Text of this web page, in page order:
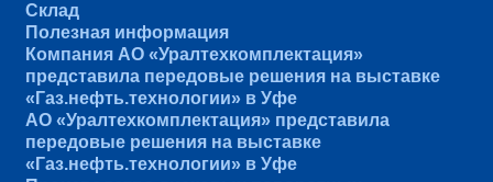
Склад
Полезная информация
Компания АО «Уралтехкомплектация»
представила передовые решения на выставке
«Газ.нефть.технологии» в Уфе
АО «Уралтехкомплектация» представила
передовые решения на выставке
«Газ.нефть.технологии» в Уфе